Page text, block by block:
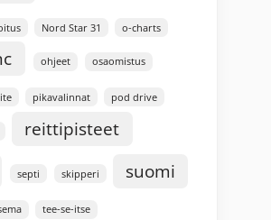
Nord Star 31 o-charts
ohjeet osaomistus
pikavalinnat pod drive
reittipisteet
septi skipperi suomi
tee-se-itse